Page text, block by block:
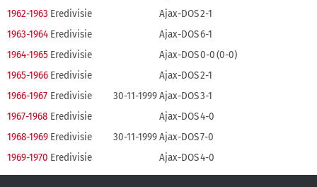
1962-1963 Eredivisie Ajax-DOS2-1
1963-1964 Eredivisie Ajax-DOS6-1
1964-1965 Eredivisie Ajax-DOS0-0(0-0)
1965-1966 Eredivisie Ajax-DOS2-1
1966-1967 Eredivisie 30-11-1999Ajax-DOS3-1
1967-1968 Eredivisie Ajax-DOS4-0
1968-1969 Eredivisie 30-11-1999Ajax-DOS7-0
1969-1970 Eredivisie Ajax-DOS4-0